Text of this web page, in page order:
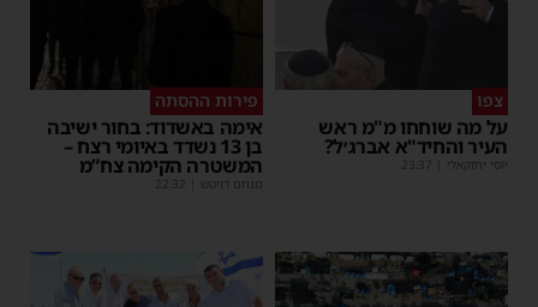
צפו
על מה שוחחו מ"מ ראש
העיר והחיד"א אברג׳ל?
יוסי יחזקאלי 23:37
פירות ההסתה
אימה באשדוד: בחור ישיבה
בן 13 נשדד באיומי רצח –
המשטרה הקימה צח”מ
מנחם דויטש 22:32